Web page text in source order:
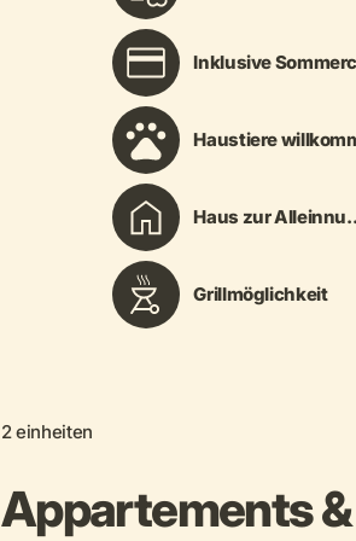
Inklusive
Haustiere
Haus zur
Grillmöglichkeit
2 einheiten
Appartements+ 25 mehr